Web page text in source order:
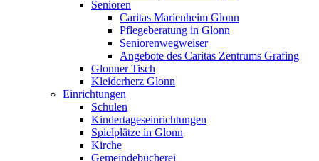
Senioren
Caritas Marienheim Glonn
Pflegeberatung in Glonn
Seniorenwegweiser
Angebote des Caritas Zentrums Grafing
Glonner Tisch
Kleiderherz Glonn
Einrichtungen
Schulen
Kindertageseinrichtungen
Spielplätze in Glonn
Kirche
Gemeindebücherei